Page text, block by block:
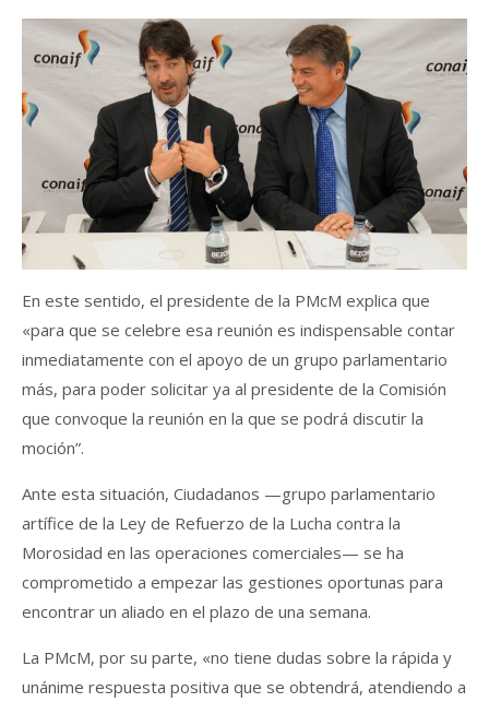
En este sentido, el presidente de la PMcM explica que
«para que se celebre esa reunión es indispensable contar
inmediatamente con el apoyo de un grupo parlamentario
más, para poder solicitar ya al presidente de la Comisión
que convoque la reunión en la que se podrá discutir la
moción”.
Ante esta situación, Ciudadanos —grupo parlamentario
artífice de la Ley de Refuerzo de la Lucha contra la
Morosidad en las operaciones comerciales— se ha
comprometido a empezar las gestiones oportunas para
encontrar un aliado en el plazo de una semana.
La PMcM, por su parte, «no tiene dudas sobre la rápida y
unánime respuesta positiva que se obtendrá, atendiendo a